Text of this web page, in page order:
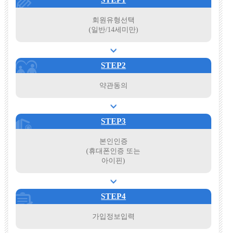
회원유형선택
(일반/14세미만)
STEP2
약관동의
STEP3
본인인증
(휴대폰인증 또는
아이핀)
STEP4
가입정보입력